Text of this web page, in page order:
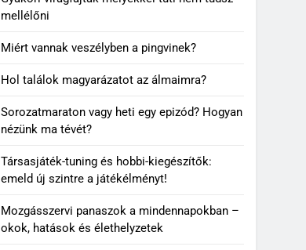
mellélőni
Miért vannak veszélyben a pingvinek?
Hol találok magyarázatot az álmaimra?
Sorozatmaraton vagy heti egy epizód? Hogyan
nézünk ma tévét?
Társasjáték-tuning és hobbi-kiegészítők:
emeld új szintre a játékélményt!
Mozgásszervi panaszok a mindennapokban –
okok, hatások és élethelyzetek
5
válassz helyet a látványos
virágzáshoz
6